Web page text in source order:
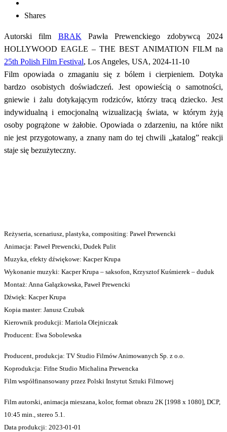
Shares
Autorski film BRAK Pawła Prewenckiego zdobywcą 2024
HOLLYWOOD EAGLE – THE BEST ANIMATION FILM na
25th Polish Film Festival, Los Angeles, USA, 2024-11-10
Film opowiada o zmaganiu się z bólem i cierpieniem. Dotyka
bardzo osobistych doświadczeń. Jest opowieścią o samotności,
gniewie i żalu dotykającym rodziców, którzy tracą dziecko. Jest
indywidualną i emocjonalną wizualizacją świata, w którym żyją
osoby pogrążone w żałobie. Opowiada o zdarzeniu, na które nikt
nie jest przygotowany, a znany nam do tej chwili „katalog” reakcji
staje się bezużyteczny.
Reżyseria, scenariusz, plastyka, compositing: Paweł Prewencki
Animacja: Paweł Prewencki, Dudek Pulit
Muzyka, efekty dźwiękowe: Kacper Krupa
Wykonanie muzyki: Kacper Krupa – saksofon, Krzysztof Kuśmierek – duduk
Montaż: Anna Gałązkowska, Paweł Prewencki
Dźwięk: Kacper Krupa
Kopia master: Janusz Czubak
Kierownik produkcji: Mariola Olejniczak
Producent: Ewa Sobolewska
Producent, produkcja: TV Studio Filmów Animowanych Sp. z o.o.
Koprodukcja: Fifne Studio Michalina Prewencka
Film współfinansowany przez Polski Instytut Sztuki Filmowej
Film autorski, animacja mieszana, kolor, format obrazu 2K [1998 x 1080], DCP,
10:45 min., stereo 5.1.
Data produkcji: 2023-01-01